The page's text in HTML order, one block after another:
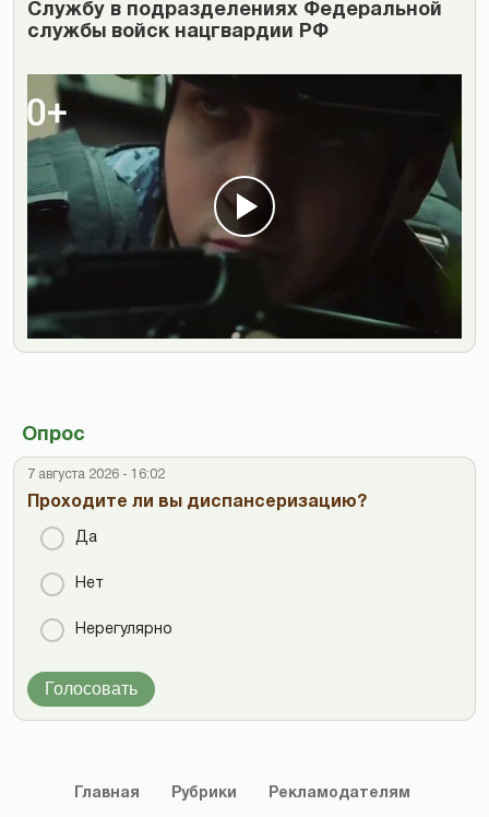
Cлужбу в подразделениях Федеральной
службы войск нацгвардии РФ
Опрос
7 августа 2026 - 16:02
Проходите ли вы диспансеризацию?
Да
Нет
Нерегулярно
Голосовать
Главная Рубрики Рекламодателям